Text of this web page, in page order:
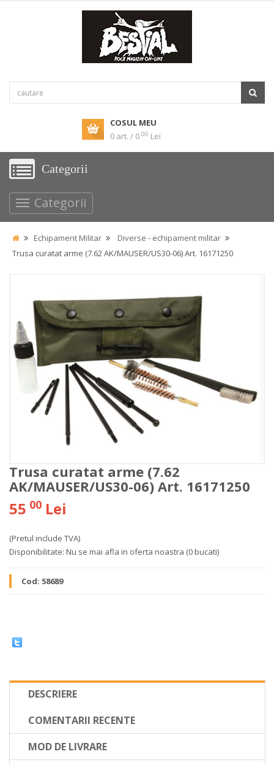
COSUL MEU
0 art. / 0 00 Lei
Categorii
Categorii
Echipament Militar
Diverse - echipament militar
Trusa curatat arme (7.62 AK/MAUSER/US30-06) Art. 16171250
Trusa curatat arme (7.62
AK/MAUSER/US30-06) Art. 16171250
55 00 Lei
(Pretul include TVA)
Disponibilitate: Nu se mai afla in oferta noastra (0 bucati)
Cod: 58689
DESCRIERE
COMENTARII RECENTE
MOD DE LIVRARE